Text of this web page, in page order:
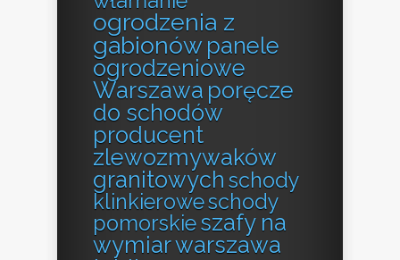
ogrodzenia z
gabionów panele
ogrodzeniowe
Warszawa poręcze
do schodów
producent
zlewozmywaków
granitowych schody
klinkieroweschody
pomorskieszafy na
wymiar warszawa